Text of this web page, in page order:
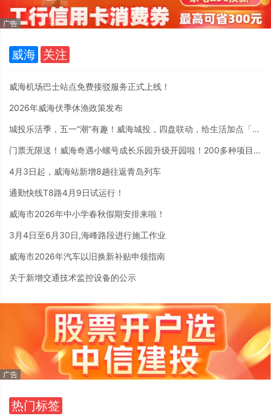
威海 关注
威海机场巴士站点免费接驳服务正式上线！
2026年威海伏季休渔政策发布
城投乐活季，五一“潮”有趣！威海城投，四盘联动，给生活加点「乐」。
门票无限送！威海奇遇小螺号成长乐园升级开园啦！200多种项目4月30日至5月7日盛大迎客！
4月3日起，威海站新增8趟往返青岛列车
通勤快线T8路4月9日试运行！
威海市2026年中小学春秋假期安排来啦！
3月4日至6月30日,海峰路段进行施工作业
威海市2026年汽车以旧换新补贴申领指南
关于新增交通技术监控设备的公示
热门标签